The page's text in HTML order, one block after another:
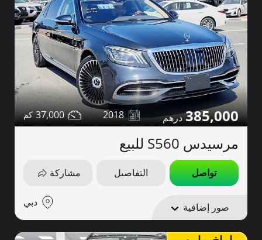
385,000
2018
37,000
مرسيدس S560 للبيع
تواصل التفاصيل مشاركة
صور إضافية دبي